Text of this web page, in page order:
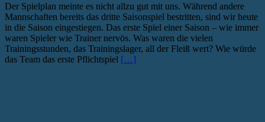
Der Spielplan meinte es nicht allzu gut mit uns. Während andere
Mannschaften bereits das dritte Saisonspiel bestritten, sind wir heute
in die Saison eingestiegen. Das erste Spiel einer Saison – wie immer
waren Spieler wie Trainer nervös. Was waren die vielen
Trainingsstunden, das Trainingslager, all der Fleiß wert? Wie würde
das Team das erste Pflichtspiel […]